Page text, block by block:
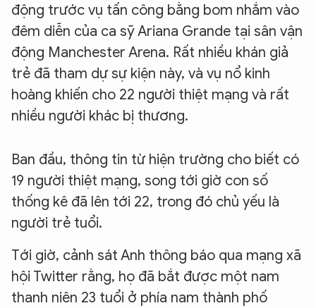
động trước vụ tấn công bằng bom nhắm vào
đêm diễn của ca sỹ Ariana Grande tại sân vận
động Manchester Arena. Rất nhiều khán giả
trẻ đã tham dự sự kiện này, và vụ nổ kinh
hoàng khiến cho 22 người thiệt mạng và rất
nhiều người khác bị thương.
Ban đầu, thông tin từ hiện trường cho biết có
19 người thiệt mạng, song tới giờ con số
thống kê đã lên tới 22, trong đó chủ yếu là
người trẻ tuổi.
Tới giờ, cảnh sát Anh thông báo qua mạng xã
hội Twitter rằng, họ đã bắt được một nam
thanh niên 23 tuổi ở phía nam thành phố